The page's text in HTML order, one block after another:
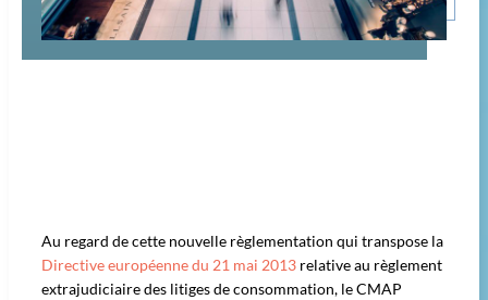
Au regard de cette nouvelle règlementation qui transpose la
Directive européenne du 21 mai 2013 relative au règlement
extrajudiciaire des litiges de consommation, le CMAP